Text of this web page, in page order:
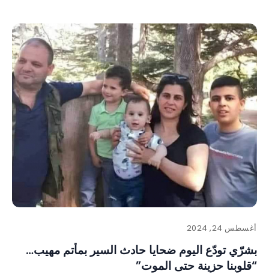
أغسطس 24, 2024
بشرّي تودّع اليوم ضحايا حادث السير بمأتم مهيب…
“قلوبنا حزينة حتى الموت”